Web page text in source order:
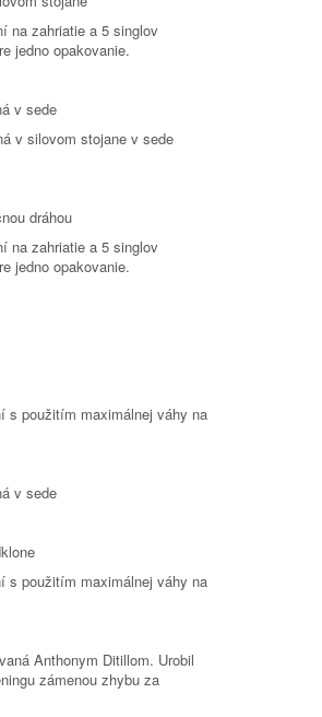
na zahriatie a 5 singlov
jedno opakovanie.
sede
stojane v sede
dráhou
na zahriatie a 5 singlov
jedno opakovanie.
s použitím maximálnej váhy na
sede
s použitím maximálnej váhy na
Anthonym Ditillom. Urobil
zámenou zhybu za